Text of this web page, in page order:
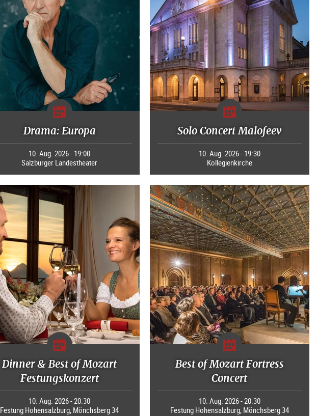
Drama: Europa
10. Aug. 2026 - 19:00
Salzburger Landestheater
Solo Concert Malofeev
10. Aug. 2026 - 19:30
Kollegienkirche
Dinner & Best of Mozart
Festungskonzert
10. Aug. 2026 - 20:30
Festung Hohensalzburg, Mönchsberg 34
Best of Mozart Fortress
Concert
10. Aug. 2026 - 20:30
Festung Hohensalzburg, Mönchsberg 34